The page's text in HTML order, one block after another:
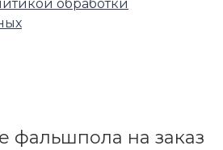
обработки
фальшпола на заказ